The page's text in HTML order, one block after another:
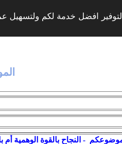
لتوفير افضل خدمة لكم ولتسهيل